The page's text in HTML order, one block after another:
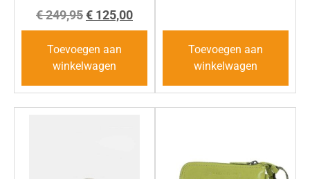
€249,95€ 125,00
Toevoegen aan
winkelwagen
Toevoegen aan
winkelwagen